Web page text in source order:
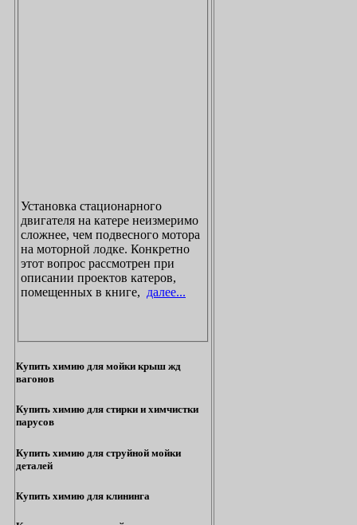
Установка стационарного
двигателя на катере неизмеримо
сложнее, чем подвесного мотора
на моторной лодке. Конкретно
этот вопрос рассмотрен при
описании проектов катеров,
помещенных в книге, далее...
Купить химию для мойки крыш жд
вагонов
Купить химию для стирки и химчистки
парусов
Купить химию для струйной мойки
деталей
Купить химию для клининга